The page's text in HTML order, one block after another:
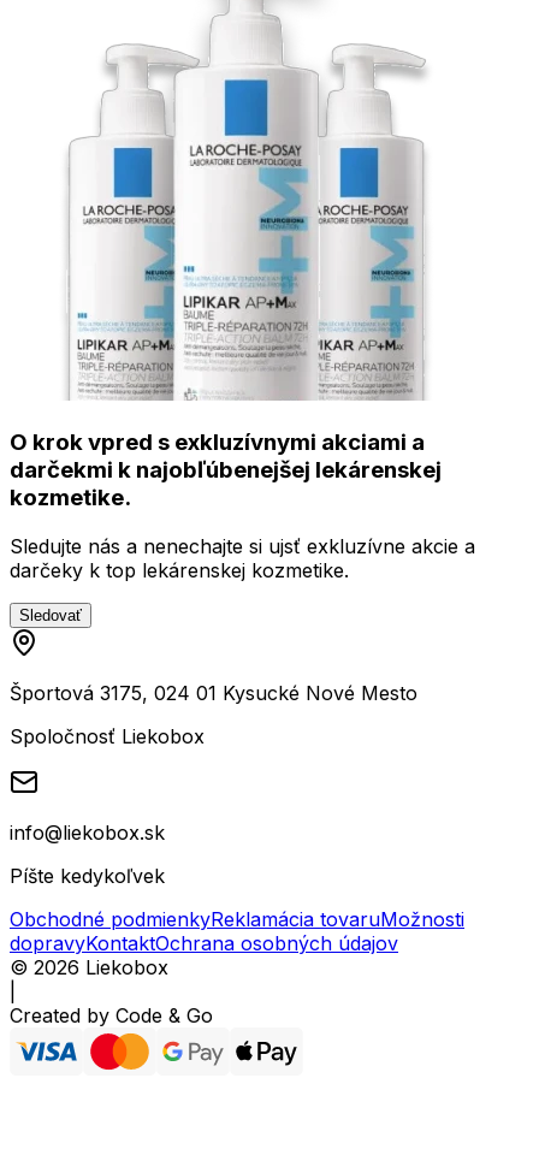
O krok vpred s exkluzívnymi akciami a
darčekmi k najobľúbenejšej lekárenskej
kozmetike.
Sledujte nás a nenechajte si ujsť exkluzívne akcie a
darčeky k top lekárenskej kozmetike.
Sledovať
Športová 3175, 024 01 Kysucké Nové Mesto
Spoločnosť Liekobox
info@liekobox.sk
Píšte kedykoľvek
Obchodné podmienkyReklamácia tovaruMožnosti
dopravyKontaktOchrana osobných údajov
© 2026 Liekobox
Created by Code & Go